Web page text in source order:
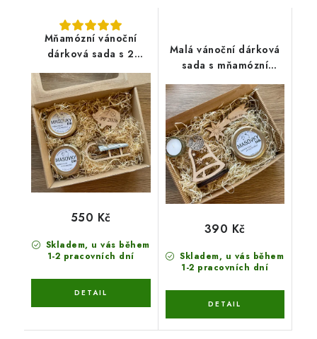
Mňamózní vánoční
dárková sada s 2
masovkami a
dekoracemi
Skladem, u vás během
1-2 pracovních dní
550 Kč
Malá vánoční dárková
sada s mňamózní
masovkou, svícnem na
čajovou svíčkou a
dekorací
Skladem, u vás během
1-2 pracovních dní
390 Kč